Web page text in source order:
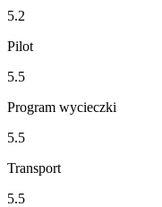
5.2
Pilot
5.5
Program wycieczki
5.5
Transport
5.5